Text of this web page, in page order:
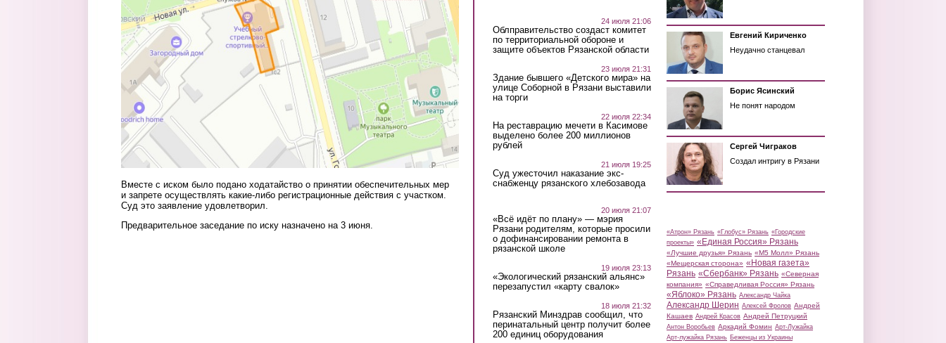
Вместе с иском было подано ходатайство о принятии обеспечительных мер
и запрете осуществлять какие-либо регистрационные действия с участком.
Суд это заявление удовлетворил.
Предварительное заседание по иску назначено на 3 июня.
24 июля 21:06
Облправительство создаст комитет
по территориальной обороне и
защите объектов Рязанской области
23 июля 21:31
Здание бывшего «Детского мира» на
улице Соборной в Рязани выставили
на торги
22 июля 22:34
На реставрацию мечети в Касимове
выделено более 200 миллионов
рублей
21 июля 19:25
Суд ужесточил наказание экс-
снабженцу рязанского хлебозавода
20 июля 21:07
«Всё идёт по плану» — мэрия
Рязани родителям, которые просили
о дофинансировании ремонта в
рязанской школе
19 июля 23:13
«Экологический рязанский альянс»
перезапустил «карту свалок»
18 июля 21:32
Рязанский Минздрав сообщил, что
перинатальный центр получит более
200 единиц оборудования
Евгений Кириченко
Неудачно станцевал
Борис Ясинский
Не понят народом
Сергей Чиграков
Создал интригу в Рязани
«Атрон» Рязань «Глобус» Рязань «Городские
проекты» «Единая Россия» Рязань
«Лучшие друзья» Рязань «М5 Молл» Рязань
«Мещерская сторона» «Новая газета»
Рязань «Сбербанк» Рязань «Северная
компания» «Справедливая Россия» Рязань
«Яблоко» Рязань Александр Чайка
Александр Шерин Алексей Фролов Андрей
Кашаев Андрей Красов Андрей Петруцкий
Антон Воробьев Аркадий Фомин Арт-Лужайка
Арт-лужайка Рязань Беженцы из Украины